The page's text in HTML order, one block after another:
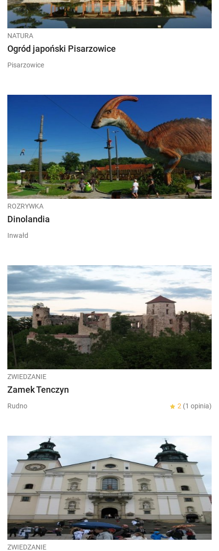
NATURA
Ogród japoński Pisarzowice
Pisarzowice
ROZRYWKA
Dinolandia
Inwałd
ZWIEDZANIE
Zamek Tenczyn
Rudno 2 (1 opinia)
ZWIEDZANIE